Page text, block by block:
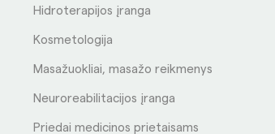
Hidroterapijos įranga
Kosmetologija
Masažuokliai, masažo reikmenys
Neuroreabilitacijos įranga
Priedai medicinos prietaisams